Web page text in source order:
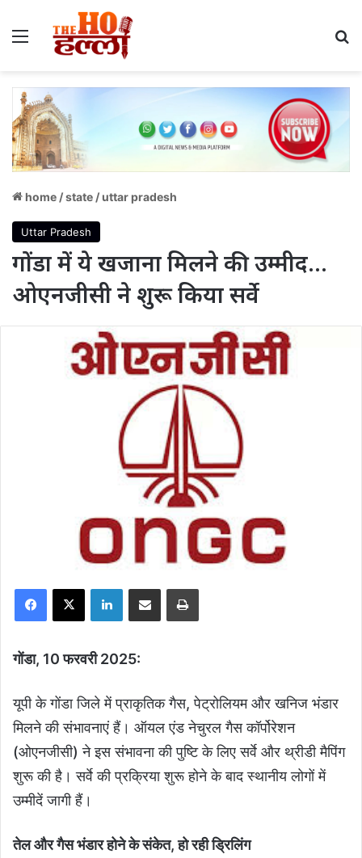
Menu
home /state /uttar pradesh
Uttar Pradesh
गोंडा में ये खजाना मिलने की उम्मीद…
ओएनजीसी ने शुरू किया सर्वे
Facebook
X LinkedInShare via Email Print
गोंडा, 10 फरवरी 2025:
यूपी के गोंडा जिले में प्राकृतिक गैस, पेट्रोलियम और खनिज भंडार
मिलने की संभावनाएं हैं। ऑयल एंड नेचुरल गैस कॉर्पोरेशन
(ओएनजीसी) ने इस संभावना की पुष्टि के लिए सर्वे और थ्रीडी मैपिंग
शुरू की है। सर्वे की प्रक्रिया शुरू होने के बाद स्थानीय लोगों में
उम्मीदें जागी हैं।
तेल और गैस भंडार होने के संकेत, हो रही ड्रिलिंग